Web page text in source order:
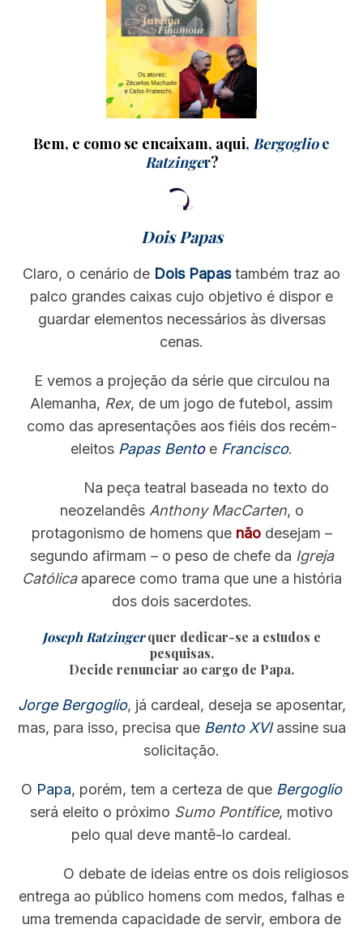
Bem, e como se encaixam, aqui, Bergoglioe
Ratzinger?
Dois Papas
Claro, o cenário de Dois Papastambém traz ao
palco grandes caixas cujo objetivo é dispor e
guardar elementos necessários às diversas
cenas.
E vemos a projeção da série que circulou na
Alemanha, Rex, de um jogo de futebol, assim
como das apresentações aos fiéis dos recém-
eleitos Papas Bentoe Francisco.
Na peça teatral baseada no texto do
neozelandês Anthony MacCarten, o
protagonismo de homens que nãodesejam –
segundo afirmam – o peso de chefe da Igreja
Católicaaparece como trama que une a história
dos dois sacerdotes.
Joseph Ratzingerquer dedicar-se a estudos e
pesquisas.
Decide renunciar ao cargo de Papa.
Jorge Bergoglio, já cardeal, deseja se aposentar,
mas, para isso, precisa que Bento XVIassine sua
solicitação.
O Papa, porém, tem a certeza de que Bergoglio
será eleito o próximo Sumo Pontífice, motivo
pelo qual deve mantê-lo cardeal.
O debate de ideias entre os dois religiosos
entrega ao público homens com medos, falhas e
uma tremenda capacidade de servir, embora de
S
o
: